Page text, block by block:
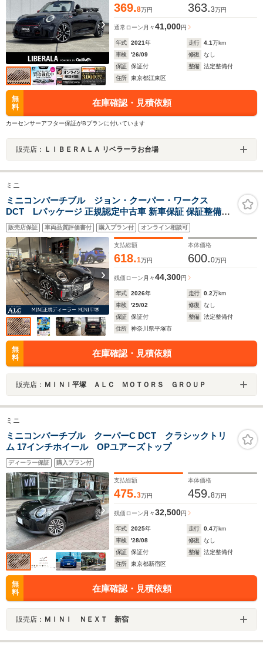
369.8万円 363.3万円
通常ローン 月々41,000円
年式 2021年 走行 4.1万km
車検
'26/09 修復
なし
保証
保証付 整備
法定整備付
住所
東京都江東区
無
料
在庫確認・見積依頼
カーセンサーアフター保証がBプランに付いています
販売店： ＬＩＢＥＲＡＬＡ リベラーラお台場
ミニ
ミニコンバーチブル ジョン・クーパー・ワークス
DCT Lパッケージ 正規認定中古車 新車保証 保証整備付
弊社試乗車 ナビ ETC ドラレコ バックカメラ 電動シート
ハーマンカードン 衝突軽減ブレーキ アイドリングストッ
プ 障害物ソナー 車線キープ Aクルコン
販売店保証 車両品質評価書付 購入プラン付 オンライン相談可
支払総額
618.1万円
本体価格
600.0万円
残価ローン 月々44,300円
年式 2026年 走行 0.2万km
車検
'29/02 修復
なし
保証
保証付 整備
法定整備付
住所
神奈川県平塚市
無
料
在庫確認・見積依頼
販売店： ＭＩＮＩ平塚 ＡＬＣ ＭＯＴＯＲＳ ＧＲＯＵＰ
ミニ
ミニコンバーチブル クーパーC DCT クラシックトリ
ム 17インチホイール OPユアーズトップ
ディーラー保証 購入プラン付
支払総額
475.3万円
本体価格
459.8万円
残価ローン 月々32,500円
年式 2025年 走行 0.4万km
車検
'28/08 修復
なし
保証
保証付 整備
法定整備付
住所
東京都新宿区
無
料
在庫確認・見積依頼
販売店： ＭＩＮＩ ＮＥＸＴ 新宿